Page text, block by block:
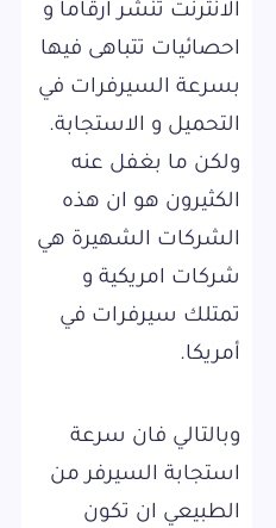
الانترنت تنشر ارقاماً و
احصائيات تتباهى فيها
بسرعة السيرفرات في
التحميل و الاستجابة.
ولكن ما بغفل عنه
الكثيرون هو ان هذه
الشركات الشهيرة هي
شركات امريكية و
تمتلك سيرفرات في
أمريكا.
وبالتالي فان سرعة
استجابة السيرفر من
الطبيعي ان تكون